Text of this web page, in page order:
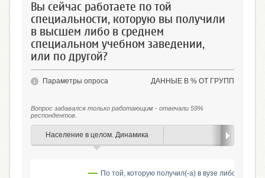
Вы сейчас работаете по той
специальности, которую вы получили
в высшем либо в среднем
специальном учебном заведении,
или по другой?
ДАННЫЕ В % ОТ ГРУПП
Параметры опроса
Вопрос задавался только работающим - отвечали 59%
респондентов.
Население в целом. Динамика Пол
По той, которую получил(-а) в вузе либо ссузе